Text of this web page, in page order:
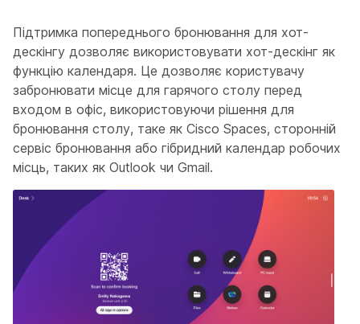
Підтримка попереднього бронювання для хот-
дескінгу дозволяє використовувати хот-дескінг як
функцію календаря. Це дозволяє користувачу
забронювати місце для гарячого столу перед
входом в офіс, використовуючи рішення для
бронювання столу, таке як Cisco Spaces, сторонній
сервіс бронювання або гібридний календар робочих
місць, таких як Outlook чи Gmail.